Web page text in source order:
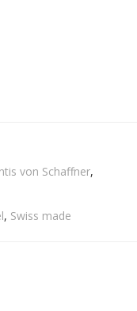
von Schaffner,
, Swiss made